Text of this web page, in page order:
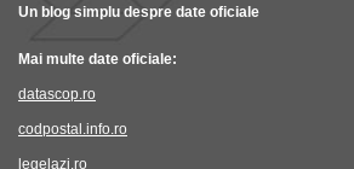
Un blog simplu despre date oficiale
Mai multe date oficiale:
datascop.ro
codpostal.info.ro
legelazi.ro